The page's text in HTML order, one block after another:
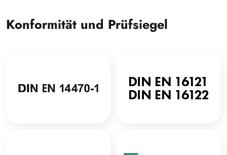
Konformität und Prüfsiegel